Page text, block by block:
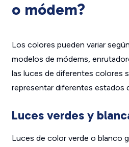
o módem?
Los colores pueden variar
modelos de módems,
las luces de diferentes colores
representar diferentes estados
Luces verdes y
Luces de color verde o blanco